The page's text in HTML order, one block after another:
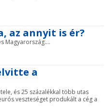
az annyit is ér?
Magyarország....
a
és 25 százalékkal több utas
veszteséget produkált a cég a